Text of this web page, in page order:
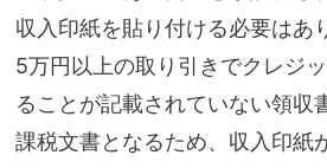
収入印紙を貼り付ける必要はあ
5万円以上の取り引きでクレジ
ることが記載されていない領収
課税文書となるため、収入印紙